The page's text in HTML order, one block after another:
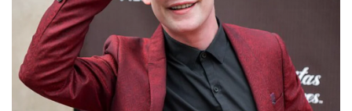
2022 മാർച്ചിലാണ് തായ്ലൻഡിലെ ഒരു ഹോട്ടൽ
മുറിയിൽ ഹൃദയാഘാതത്തെ തുടന്ന് വോണിനെമരിച്ച
നിലയിൽ കണ്ടെത്തിയത്. വോണിന്‍റെ മുറിയിൽ
എത്തുമ്പോൾ രക്ത ഛർദ്ദിച്ച